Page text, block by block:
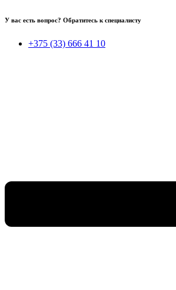
У вас есть вопрос? Обратитесь к специалисту
+375 (33) 666 41 10